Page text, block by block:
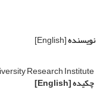
نویسنده[English]
Research Institute
چکیده[English]